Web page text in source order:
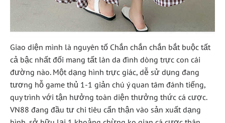
Giao diện mình là nguyên tố Chắn chắn chắn bắt buộc tất
cả bậc nhất đối mang tất làn da đình dòng trực con cái
đường nào. Một dạng hình trực giác, dễ sử dụng đang
tương hỗ game thủ 1-1 giản chú ý quan tâm đánh tiếng,
quy trình với tận hưởng toàn diện thưởng thức cá cược.
VN88 đang đầu tư chi tiêu cẩn thận vào sản xuất dạng